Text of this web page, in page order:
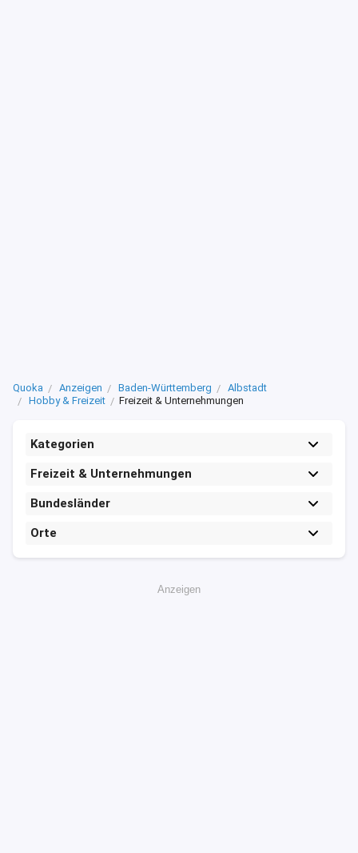
Quoka Anzeigen Baden-Württemberg
Albstadt
Hobby & Freizeit
Freizeit & Unternehmungen
Kategorien
Freizeit & Unternehmungen
Bundesländer
Orte
Anzeigen